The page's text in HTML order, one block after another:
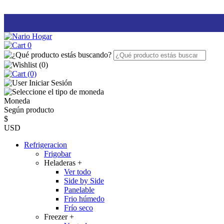
0
(0)
(0)
Iniciar Sesión
Moneda
Según producto
$
USD
Refrigeracion
Frigobar
Heladeras +
Ver todo
Side by Side
Panelable
Frio húmedo
Frío seco
Freezer+